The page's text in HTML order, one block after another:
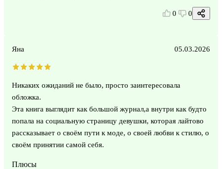
0 0
Яна 05.03.2026
Никаких ожиданий не было, просто заинтересовала
обложка.
Эта книга выглядит как большой журнал,а внутри как будто
попала на социальную страницу девушки, которая лайтово
рассказывает о своём пути к моде, о своей любви к стилю, о
своём принятии самой себя.
Плюсы